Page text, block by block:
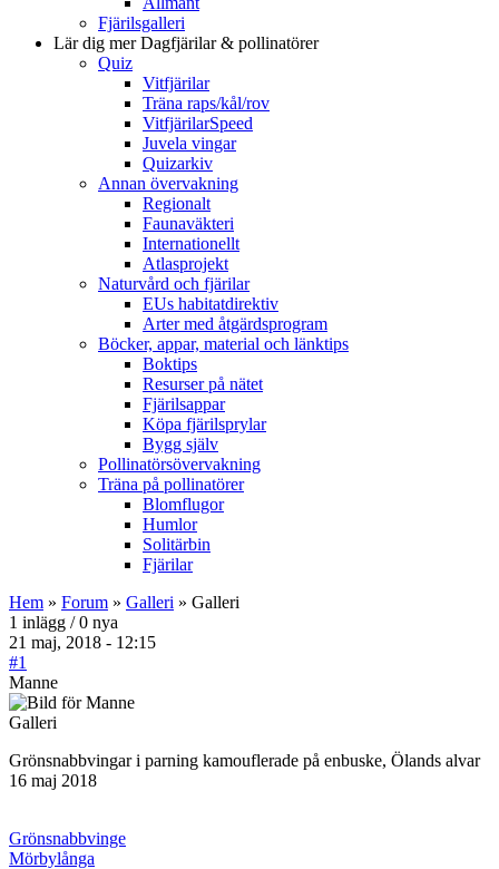
Fjärilsgalleri
Lär dig merDagfjärilar & pollinatörer
Quiz
Vitfjärilar
Träna raps/kål/rov
VitfjärilarSpeed
Juvela vingar
Quizarkiv
Annan övervakning
Regionalt
Faunaväkteri
Internationellt
Atlasprojekt
Naturvård och fjärilar
EUs habitatdirektiv
Arter med åtgärdsprogram
Böcker, appar, material och länktips
Boktips
Resurser på nätet
Fjärilsappar
Köpa fjärilsprylar
Bygg själv
Pollinatörsövervakning
Träna på pollinatörer
Blomflugor
Humlor
Solitärbin
Fjärilar
Hem » Forum » Galleri » Galleri
1 inlägg / 0 nya
21 maj, 2018 - 12:15
#1
Manne
Galleri
Grönsnabbvingar i parning kamouflerade på enbuske, Ölands alvar
16 maj 2018
Grönsnabbvinge
Mörbylånga